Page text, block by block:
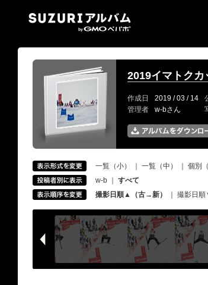
2019イマトクカ
作成日 2019 / 03 / 14
管理者
w-bさん
一覧（小） 一覧（中） 個別
w-b
すべて
撮影日順▲（古→新）
撮影日